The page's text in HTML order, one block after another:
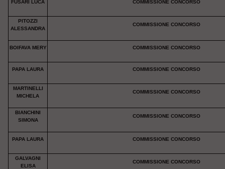
FUSARI LUCA COMMISSIONE CONCORSO
PITOZZI
ALESSANDRA
COMMISSIONE CONCORSO
BOIFAVA MERY COMMISSIONE CONCORSO
PAPA LAURA COMMISSIONE CONCORSO
MARTINELLI
MICHELA
COMMISSIONE CONCORSO
BIANCHINI
SIMONA
COMMISSIONE CONCORSO
PAPA LAURA COMMISSIONE CONCORSO
GALVAGNI
ELISA
COMMISSIONE CONCORSO